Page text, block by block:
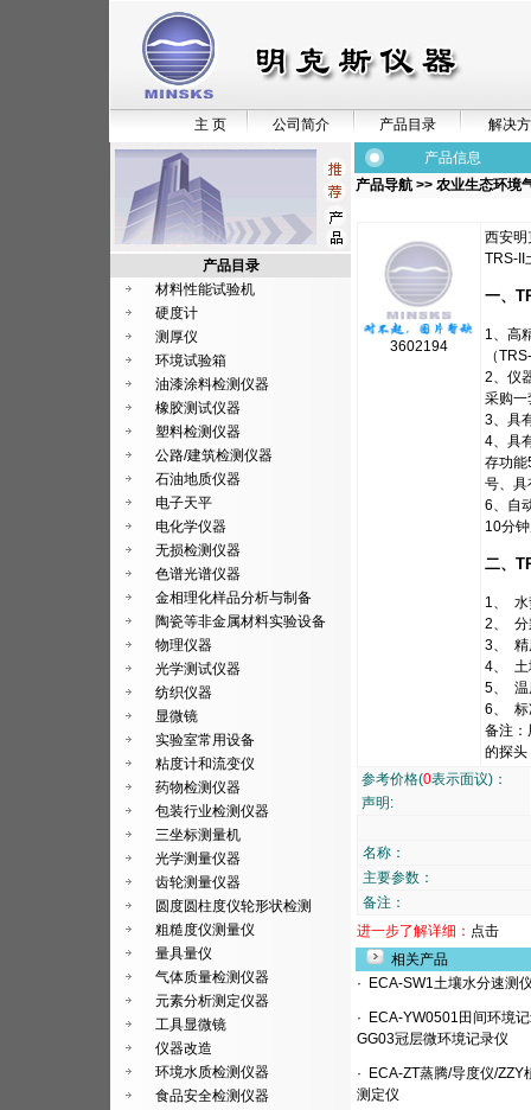
主 页 公司简介 产品目录 解决
产品目录
材料性能试验机
硬度计
测厚仪
环境试验箱
油漆涂料检测仪器
橡胶测试仪器
塑料检测仪器
公路/建筑检测仪器
石油地质仪器
电子天平
电化学仪器
无损检测仪器
色谱光谱仪器
金相理化样品分析与制备
陶瓷等非金属材料实验设备
物理仪器
光学测试仪器
纺织仪器
显微镜
实验室常用设备
粘度计和流变仪
药物检测仪器
包装行业检测仪器
三坐标测量机
光学测量仪器
齿轮测量仪器
圆度圆柱度仪轮形状检测
粗糙度仪测量仪
量具量仪
气体质量检测仪器
元素分析测定仪器
工具显微镜
仪器改造
环境水质检测仪器
食品安全检测仪器
产品信息
产品导航 >> 农业生态环境
3602194
西安明
TRS-II
一、
1、高
（
2、仪
采购一
3、具
4、具
存功能
号、具
6、自
10分
二、
1、 水
2、 分
3、 精
4、 土
5、 温
6、 标
备注：
的探头
参考价格(0表示面议)：
声明:
名称：
主要参数：
备注：
进一步了解详细： 点击
相关产品
· ECA-SW1土壤水分速测
· ECA-YW0501田间环境
GG03冠层微环境记录仪
· ECA-ZT蒸腾/导度仪/ZZY
测定仪